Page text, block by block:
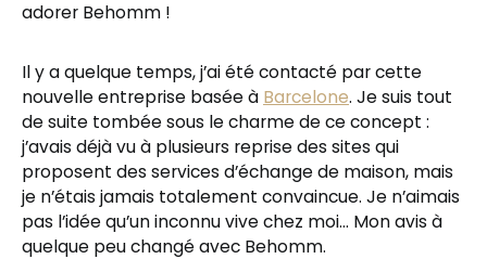
adorer Behomm !
Il y a quelque temps, j’ai été contacté par cette
nouvelle entreprise basée à Barcelone. Je suis tout
de suite tombée sous le charme de ce concept :
j’avais déjà vu à plusieurs reprise des sites qui
proposent des services d’échange de maison, mais
je n’étais jamais totalement convaincue. Je n’aimais
pas l’idée qu’un inconnu vive chez moi… Mon avis à
quelque peu changé avec Behomm.